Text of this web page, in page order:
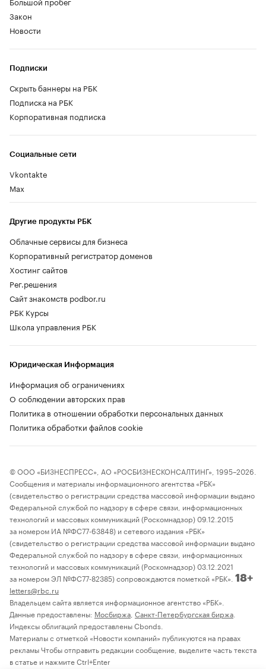
Закон
Новости
Социальные сети
Vkontakte
Max
Другие продукты РБК
Облачные сервисы для бизнеса
Корпоративный регистратор доменов
Хостинг сайтов
Рег.решения
Сайт знакомств podbor.ru
РБК Курсы
Школа управления РБК
Подписки
Скрыть баннеры на РБК
Подписка на РБК
Корпоративная подписка
Юридическая Информация
Информация об ограничениях
О соблюдении авторских прав
Политика в отношении обработки персональных данных
Политика обработки файлов cookie
© ООО «БИЗНЕСПРЕСС», АО «РОСБИЗНЕСКОНСАЛТИНГ», 1995–2026.
Сообщения и материалы информационного агентства «РБК»
(свидетельство о регистрации средства массовой информации выдано
Федеральной службой по надзору в сфере связи, информационных
технологий и массовых коммуникаций (Роскомнадзор) 09.12.2015
за номером ИА №ФС77-63848) и сетевого издания «РБК»
(свидетельство о регистрации средства массовой информации выдано
Федеральной службой по надзору в сфере связи, информационных
технологий и массовых коммуникаций (Роскомнадзор) 03.12.2021
за номером ЭЛ №ФС77-82385) сопровождаются пометкой «РБК». 18+
letters@rbc.ru
Владельцем сайта является информационное агентство «РБК».
Данные предоставлены: Мосбиржа Санкт-Петербургская биржа
Индексы облигаций предоставлены Cbonds.
Материалы с отметкой «Новости компаний» публикуются на правах
рекламы Чтобы отправить редакции сообщение, выделите часть текста
в статье и нажмите Ctrl+Enter